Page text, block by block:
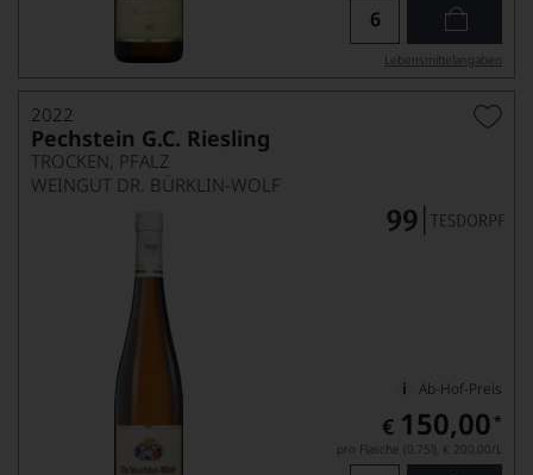
Lebensmittel­angaben
2022
Pechstein G.C. Riesling
TROCKEN, PFALZ
WEINGUT DR. BÜRKLIN-WOLF
Ab-Hof-Preis
€ 150,00 *
pro Flasche (0.75l), € 200,00/L